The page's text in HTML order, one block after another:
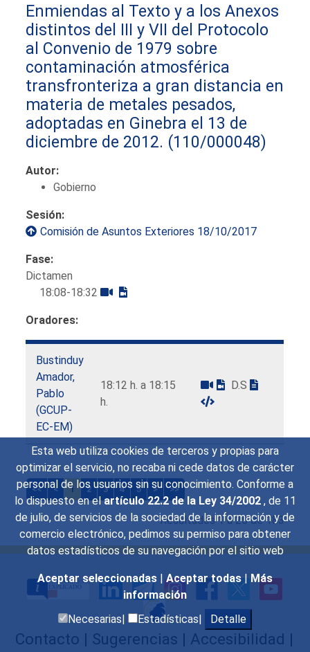
Esta web utiliza cookies de terceros y propias para
optimizar el servicio, no recaba ni cede datos de carácter
personal de los usuarios sin su conocimiento. Conforme a
lo dispuesto en elartículo 22.2 de la Ley 34/2002 , de 11
de julio, de servicios de la sociedad de la información y de
comercio electrónico, pedimos su permiso para obtener
datos estadísticos de su navegación por el sitio web
Aceptar seleccionadas |Aceptar todas|Más
información
Necesarias|
Estadísticas| Detalle
Enmiendas al Texto y a los Anexos
distintos del III y VII del Protocolo
al Convenio de 1979 sobre
contaminación atmosférica
transfronteriza a gran distancia en
materia de metales pesados,
adoptadas en Ginebra el 13 de
diciembre de 2012. (110/000048)
Autor:
Gobierno
Sesión:
Comisión de Asuntos Exteriores 18/10/2017
Fase:
Dictamen
18:08-18:32
Oradores:
Bustinduy
Amador,
Pablo
(GCUP-
EC-EM)
18:12 h. a 18:15
h.
D.S
<< < 1 2 3 4 5 > >>
Resultados 1 a 25 de 183
Contacto | Sugerencias | Accesibilidad |